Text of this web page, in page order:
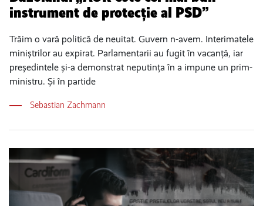
instrument de protecție al PSD”
Trăim o vară politică de neuitat. Guvern n-avem. Interimatele
miniștrilor au expirat. Parlamentarii au fugit în vacanță, iar
președintele și-a demonstrat neputința în a impune un prim-
ministru. Și în partide
Sebastian Zachmann